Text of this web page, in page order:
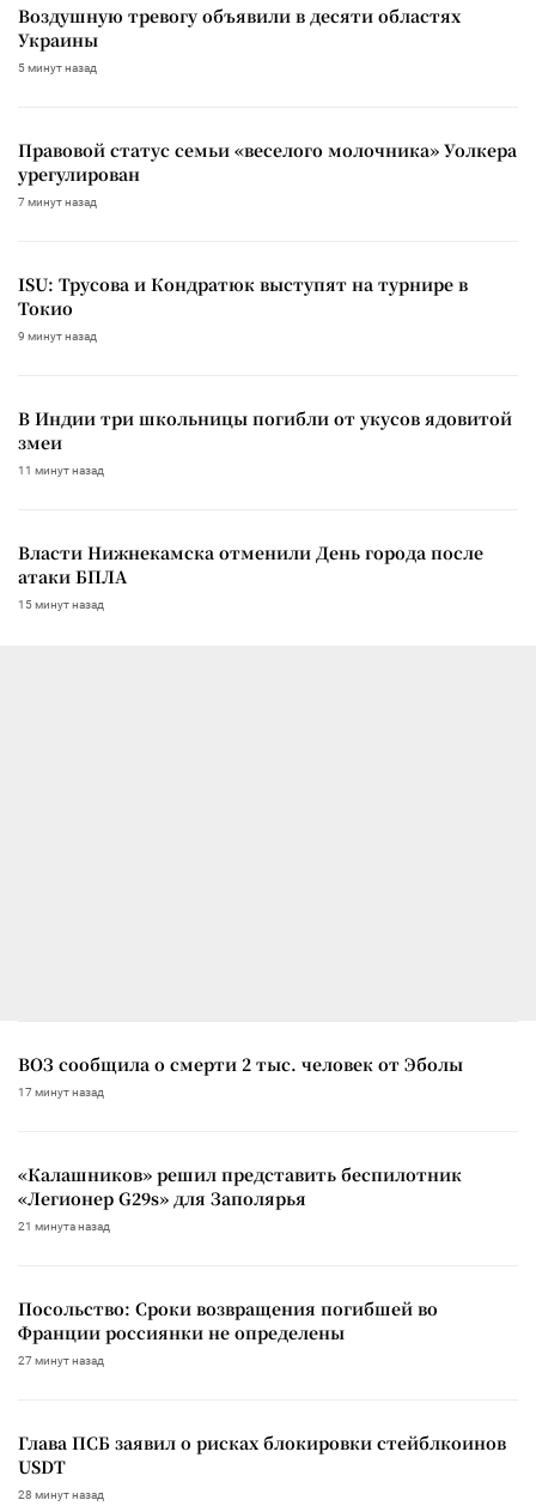
Воздушную тревогу объявили в десяти областях
Украины
5 минут назад
Правовой статус семьи «веселого молочника» Уолкера
урегулирован
7 минут назад
ISU: Трусова и Кондратюк выступят на турнире в
Токио
9 минут назад
В Индии три школьницы погибли от укусов ядовитой
змеи
11 минут назад
Власти Нижнекамска отменили День города после
атаки БПЛА
15 минут назад
ВОЗ сообщила о смерти 2 тыс. человек от Эболы
17 минут назад
«Калашников» решил представить беспилотник
«Легионер G29s» для Заполярья
21 минута назад
Посольство: Сроки возвращения погибшей во
Франции россиянки не определены
27 минут назад
Глава ПСБ заявил о рисках блокировки стейблкоинов
USDT
28 минут назад